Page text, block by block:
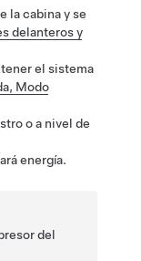
la cabina y se
delanteros y
el sistema
Modo
o a nivel de
energía.
del